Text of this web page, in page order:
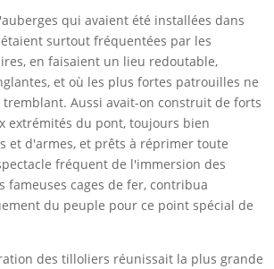
qui avaient été installées dans
surtout fréquentées par les
en faisaient un lieu redoutable,
et où les plus fortes patrouilles ne
Aussi avait-on construit de forts
extrémités du pont, toujours bien
et d'armes, et prêts à réprimer toute
fréquent de l'immersion des
fameuses cages de fer, contribua
du peuple pour ce point spécial de
des tilloliers réunissait la plus grande